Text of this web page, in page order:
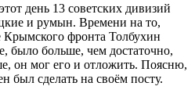
день 13 советских дивизий
и румын. Времени на то,
фронта Толбухин
было больше, чем достаточно,
он мог его и отложить. Поясню,
был сделать на своём посту.